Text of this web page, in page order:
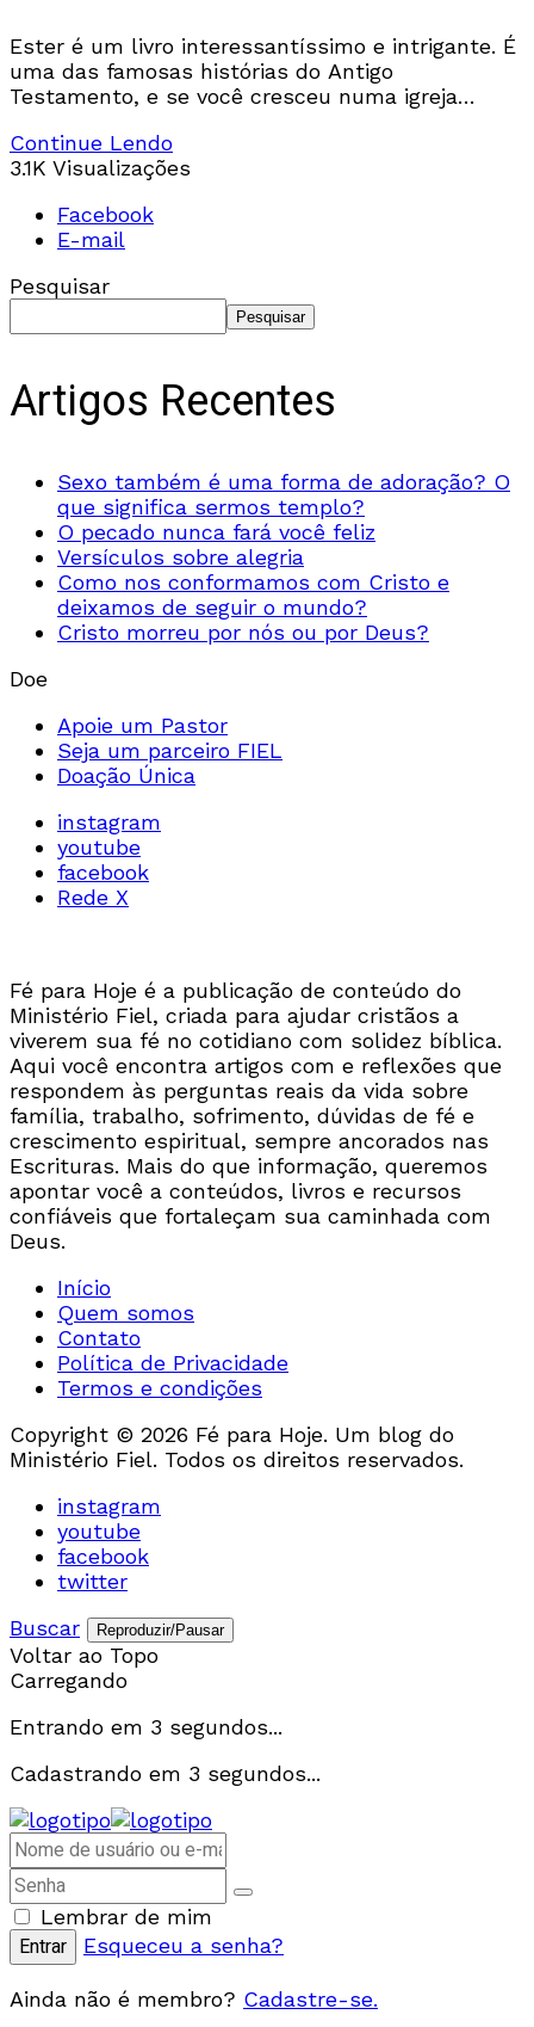
Ester é um livro interessantíssimo e intrigante. É
uma das famosas histórias do Antigo
Testamento, e se você cresceu numa igreja
história nas EBFs ou
Continue Lendo
3.1K Visualizações
Facebook
E-mail
Pesquisar
Pesquisar
Artigos Recentes
Sexo também é uma forma de adoração? O
que significa sermos templo?
O pecado nunca fará você feliz
Versículos sobre alegria
Como nos conformamos com Cristo e
deixamos de seguir o mundo?
Cristo morreu por nós ou por Deus?
Doe
Apoie um Pastor
Seja um parceiro FIEL
Doação Única
instagram
youtube
facebook
Rede X
Fé para Hoje é a publicação de conteúdo do
Ministério Fiel, criada para ajudar cristãos a
viverem sua fé no cotidiano com solidez bíblica.
Aqui você encontra artigos com e reflexões que
respondem às perguntas reais da vida sobre
família, trabalho, sofrimento, dúvidas de fé e
crescimento espiritual, sempre ancorados nas
Escrituras. Mais do que informação, queremos
apontar você a conteúdos, livros e recursos
confiáveis que fortaleçam sua caminhada com
Deus.
Início
Quem somos
Contato
Política de Privacidade
Termos e condições
Copyright © 2026 Fé para Hoje. Um blog do
Ministério Fiel. Todos os direitos reservados.
instagram
youtube
facebook
twitter
Buscar
Reproduzir/Pausar
Voltar ao Topo
Carregando
Entrando em 3 segundos...
Cadastrando em 3 segundos...
Lembrar de mim
Esqueceu a senha?
Ainda não é membro? Cadastre-se.